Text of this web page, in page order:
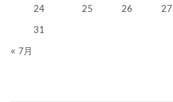
24
25 26 27
31
« 7月